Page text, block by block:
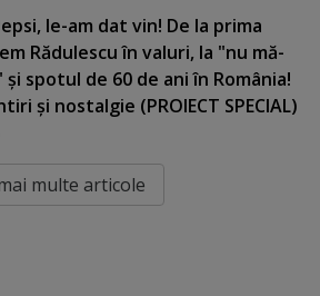
le-am dat vin! De la prima
Rădulescu în valuri, la "nu mă-
spotul de 60 de ani în România!
şi nostalgie (PROIECT SPECIAL)
multe articole